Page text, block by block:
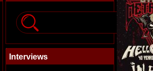
Interviews